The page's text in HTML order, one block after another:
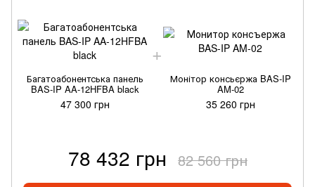
Багатоабонентська панель
BAS-IP AA-12HFBA black
47 300 грн
Монітор консьєржа BAS-IP
AM-02
35 260 грн
78 432 грн 82 560 грн